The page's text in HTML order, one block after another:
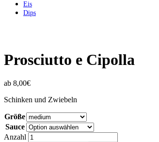
Eis
Dips
Prosciutto e Cipolla
ab 8,00€
Schinken und Zwiebeln
Größe
Sauce
Anzahl